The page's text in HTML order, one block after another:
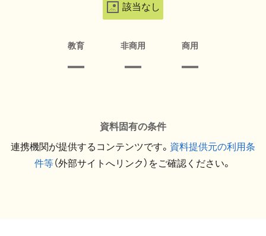
該当なし
教育 非商用 商用
資料固有の条件
連携機関が提供するコンテンツです。 資料提供元の利用条
件等（外部サイトへリンク）をご確認ください。